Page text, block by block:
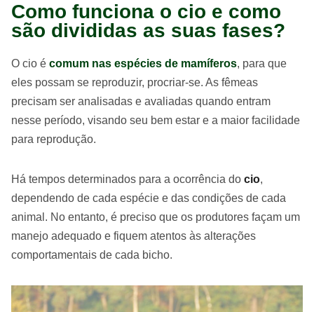
Como funciona o cio e como
são divididas as suas fases?
O cio é comum nas espécies de mamíferos, para que
eles possam se reproduzir, procriar-se. As fêmeas
precisam ser analisadas e avaliadas quando entram
nesse período, visando seu bem estar e a maior facilidade
para reprodução.
Há tempos determinados para a ocorrência do cio,
dependendo de cada espécie e das condições de cada
animal. No entanto, é preciso que os produtores façam um
manejo adequado e fiquem atentos às alterações
comportamentais de cada bicho.